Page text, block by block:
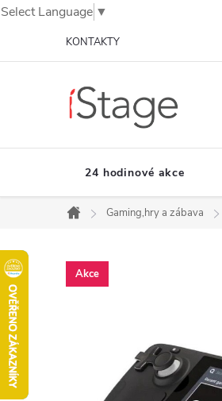
Select Language ▼
KONTAKTY
24 hodinové akce
Domů
Gaming,hry a zábava
Akce